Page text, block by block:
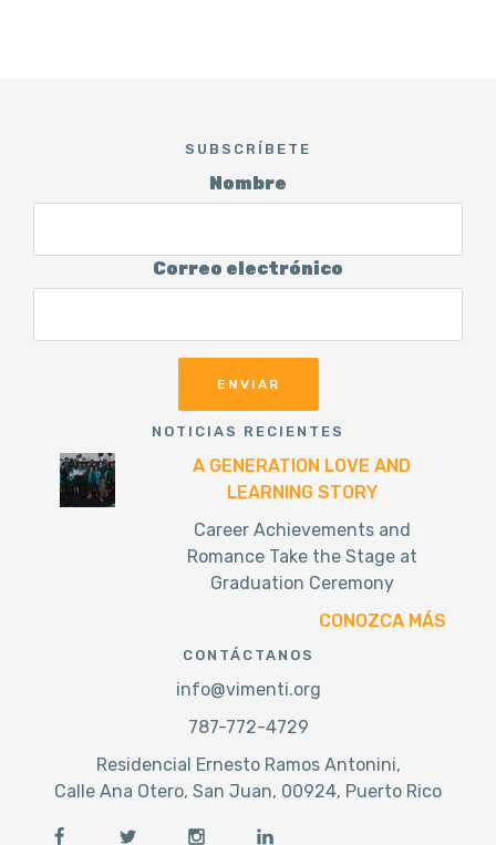
SUBSCRÍBETE
Nombre
Correo electrónico
NOTICIAS RECIENTES
A GENERATION LOVE AND
LEARNING STORY
Career Achievements and
Romance Take the Stage at
Graduation Ceremony
CONOZCA MÁS
CONTÁCTANOS
info@vimenti.org
787-772-4729
Residencial Ernesto Ramos Antonini,
Calle Ana Otero, San Juan, 00924, Puerto Rico